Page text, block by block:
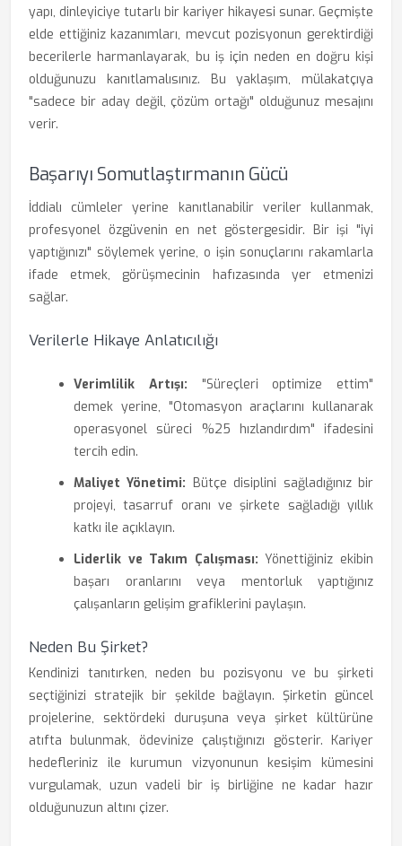
yapı, dinleyiciye tutarlı bir kariyer hikayesi sunar. Geçmişte
elde ettiğiniz kazanımları, mevcut pozisyonun gerektirdiği
becerilerle harmanlayarak, bu iş için neden en doğru kişi
olduğunuzu kanıtlamalısınız. Bu yaklaşım, mülakatçıya
"sadece bir aday değil, çözüm ortağı" olduğunuz mesajını
verir.
Başarıyı Somutlaştırmanın Gücü
İddialı cümleler yerine kanıtlanabilir veriler kullanmak,
profesyonel özgüvenin en net göstergesidir. Bir işi "iyi
yaptığınızı" söylemek yerine, o işin sonuçlarını rakamlarla
ifade etmek, görüşmecinin hafızasında yer etmenizi
sağlar.
Verilerle Hikaye Anlatıcılığı
Verimlilik Artışı: "Süreçleri optimize ettim"
demek yerine, "Otomasyon araçlarını kullanarak
operasyonel süreci %25 hızlandırdım" ifadesini
tercih edin.
Maliyet Yönetimi: Bütçe disiplini sağladığınız bir
projeyi, tasarruf oranı ve şirkete sağladığı yıllık
katkı ile açıklayın.
Liderlik ve Takım Çalışması: Yönettiğiniz ekibin
başarı oranlarını veya mentorluk yaptığınız
çalışanların gelişim grafiklerini paylaşın.
Neden Bu Şirket?
Kendinizi tanıtırken, neden bu pozisyonu ve bu şirketi
seçtiğinizi stratejik bir şekilde bağlayın. Şirketin güncel
projelerine, sektördeki duruşuna veya şirket kültürüne
atıfta bulunmak, ödevinize çalıştığınızı gösterir. Kariyer
hedefleriniz ile kurumun vizyonunun kesişim kümesini
vurgulamak, uzun vadeli bir iş birliğine ne kadar hazır
olduğunuzun altını çizer.